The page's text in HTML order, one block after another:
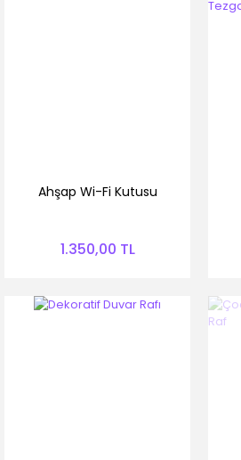
Ahşap Wi-Fi Kutusu
1.350,00 TL